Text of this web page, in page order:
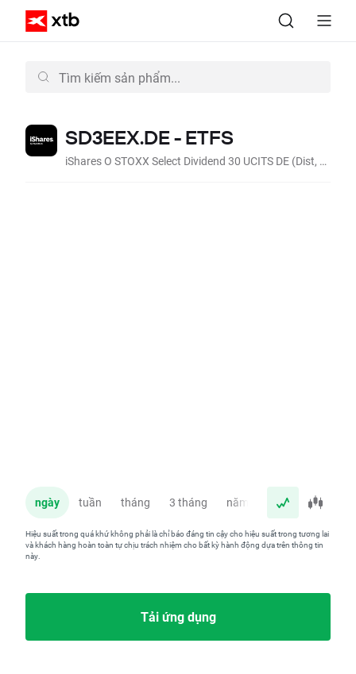
SD3EEX.DE - ETFS
iShares O STOXX Select Dividend 30 UCITS DE (Dist, EUR)
ngày tuần tháng 3 tháng năm
Hiệu suất trong quá khứ không phải là chỉ báo đáng tin cậy cho hiệu suất trong tương lai
và khách hàng hoàn toàn tự chịu trách nhiệm cho bất kỳ hành động dựa trên thông tin
này.
Tải ứng dụng